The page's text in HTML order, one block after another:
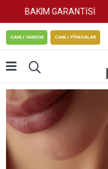
BAKIM GARANTİSİ
CANLI YARDIM CANLI PİYASALAR